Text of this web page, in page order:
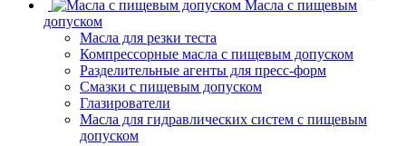
Масла с пищевым
допуском
Масла для резки теста
Компрессорные масла с пищевым допуском
Разделительные агенты для пресс-форм
Смазки с пищевым допуском
Глазирователи
Масла для гидравлических систем с пищевым
допуском